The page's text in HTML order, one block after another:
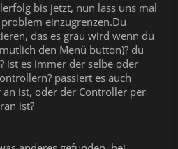
bis jetzt, nun lass uns mal
einzugrenzen.Du
das es grau wird wenn du
den Menü button)? du
ist es immer der selbe oder
passiert es auch
ist, oder der Controller per
ist?